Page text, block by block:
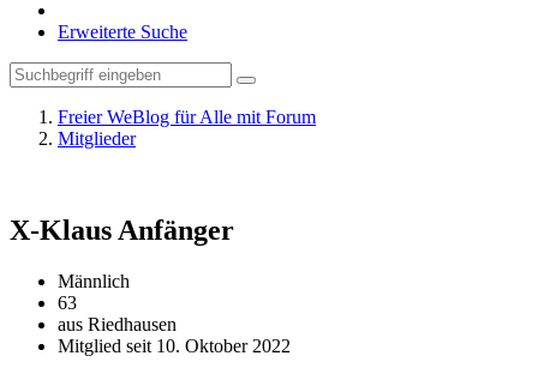
Erweiterte Suche
Freier WeBlog für Alle mit Forum
Mitglieder
X-Klaus Anfänger
Männlich
63
aus Riedhausen
Mitglied seit 10. Oktober 2022